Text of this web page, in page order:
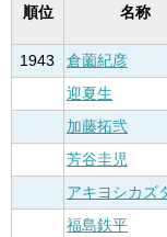
順位 名称
1943
倉薗紀彦
迎夏生
加藤拓弐
芳谷圭児
アキヨシカズ
福島鉄平